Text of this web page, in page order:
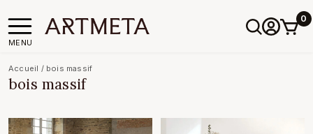
MENU
0
Accueil / bois massif
bois massif